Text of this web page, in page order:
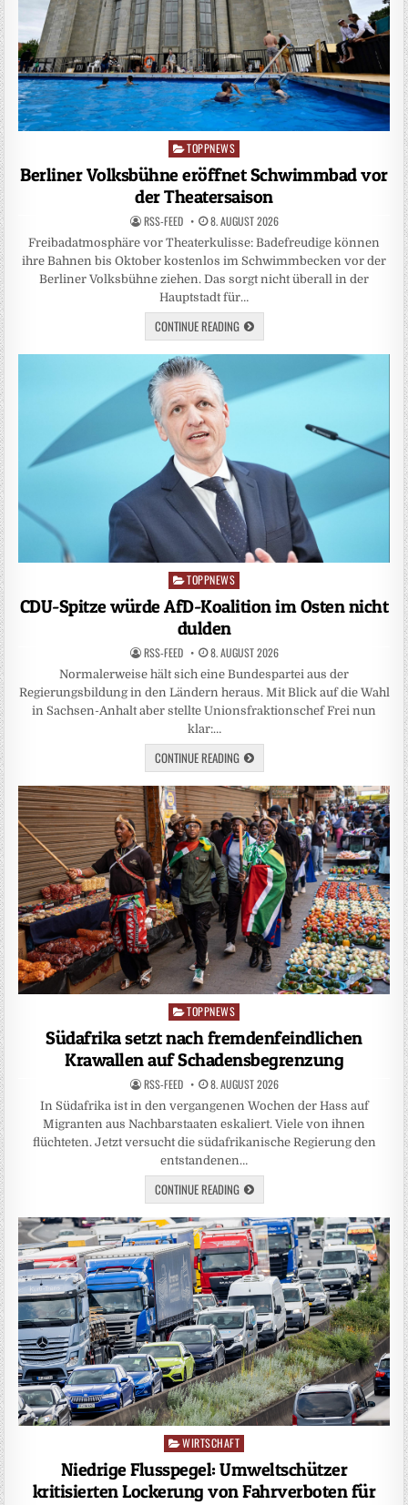
Posted
TOPPNEWS
Berliner Volksbühne eröffnet Schwimmbad vor
der Theatersaison
RSS-FEED 8. AUGUST 2026
Freibadatmosphäre vor Theaterkulisse: Badefreudige können
ihre Bahnen bis Oktober kostenlos im Schwimmbecken vor der
Berliner Volksbühne ziehen. Das sorgt nicht überall in der
Hauptstadt für…
CONTINUE READING
Posted
in
TOPPNEWS
CDU-Spitze würde AfD-Koalition im Osten nicht
dulden
RSS-FEED 8. AUGUST 2026
Normalerweise hält sich eine Bundespartei aus der
Regierungsbildung in den Ländern heraus. Mit Blick auf die Wahl
in Sachsen-Anhalt aber stellte Unionsfraktionschef Frei nun
klar:…
CONTINUE READING
Posted
TOPPNEWS
Südafrika setzt nach fremdenfeindlichen
Krawallen auf Schadensbegrenzung
RSS-FEED 8. AUGUST 2026
In Südafrika ist in den vergangenen Wochen der Hass auf
Migranten aus Nachbarstaaten eskaliert. Viele von ihnen
flüchteten. Jetzt versucht die südafrikanische Regierung den
entstandenen…
CONTINUE READING
Posted
WIRTSCHAFT
Niedrige Flusspegel: Umweltschützer
kritisierten Lockerung von Fahrverboten für